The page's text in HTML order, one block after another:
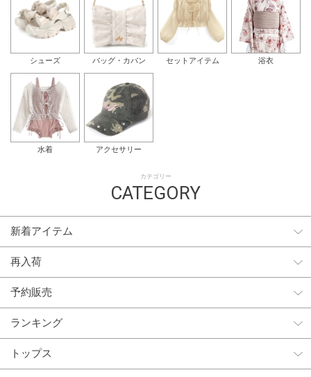
シューズ バッグ・カバン セットアイテム 浴衣
水着 アクセサリー
カテゴリー
CATEGORY
新着アイテム
再入荷
予約販売
ランキング
トップス